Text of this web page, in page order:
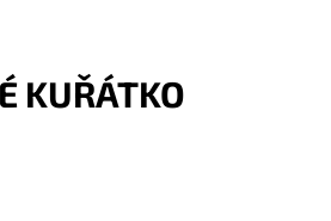
KUŘÁTKO